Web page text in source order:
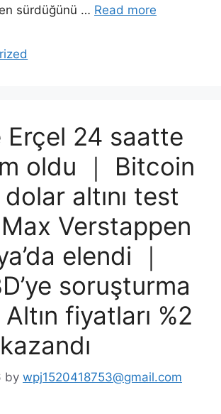
sürdüğünü … Read more
Erçel 24 saatte
oldu ｜ Bitcoin
altını test
Verstappen
elendi ｜
soruşturma
fiyatları %2
by wpj1520418753@gmail.com